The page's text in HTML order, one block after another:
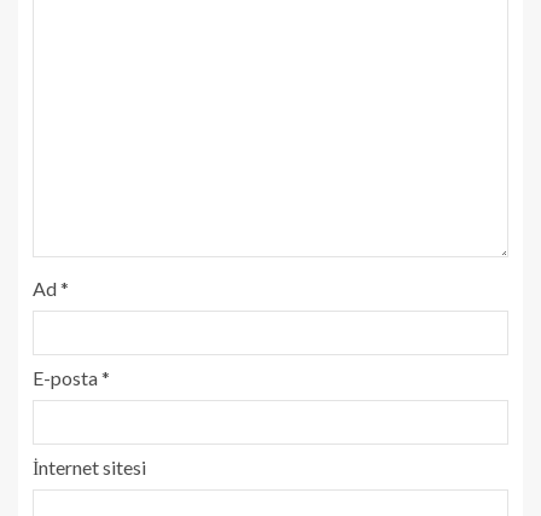
Ad*
E-posta*
İnternet sitesi